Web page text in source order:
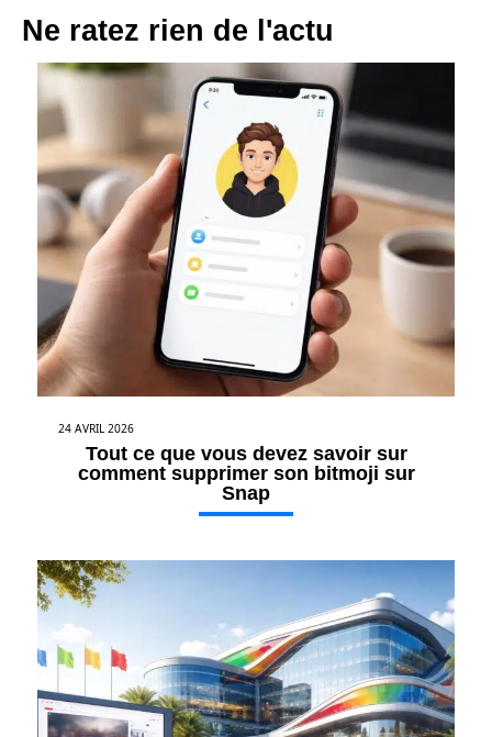
Ne ratez rien de l'actu
24 AVRIL 2026
Tout ce que vous devez savoir sur
comment supprimer son bitmoji sur
Snap